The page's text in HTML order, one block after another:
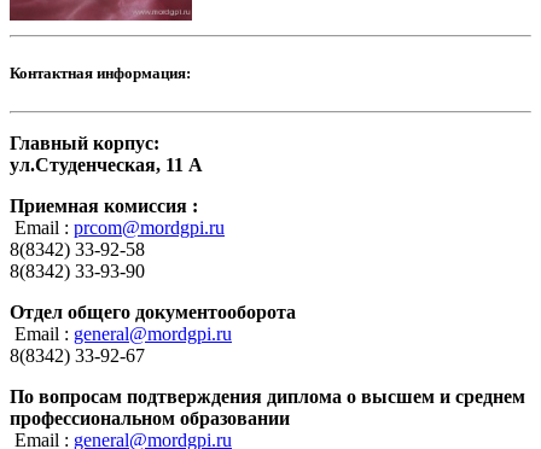
Контактная информация:
Главный корпус:
ул.Студенческая, 11 А
Приемная комиссия :
Email : prcom@mordgpi.ru
8(8342) 33-92-58
8(8342) 33-93-90
Отдел общего документооборота
Email : general@mordgpi.ru
8(8342) 33-92-67
По вопросам подтверждения диплома о высшем и среднем
профессиональном образовании
Email : general@mordgpi.ru